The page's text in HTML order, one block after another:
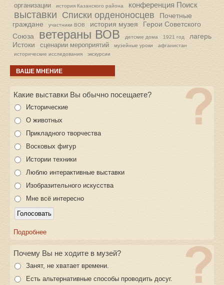
организации история Казанского района конференция Поиск
выставки Списки орденоносцев
Почетные
граждане
участники ВОВ история музея
Герои Советского
Союза
ветераны ВОВ детские дома 1921 год
лагерь
Истоки
сценарии мероприятий музейные уроки
афганистан
исторические исследования
экскурсии
ВАШЕ МНЕНИЕ
Какие выставки Вы обычно посещаете?
Исторические
О животных
Прикладного творчества
Восковых фигур
Истории техники
Люблю интерактивные выставки
Изобразительного искусства
Мне всё интересно
Подробнее
Почему Вы не ходите в музей?
Занят, не хватает времени.
Есть альтернативные способы проводить досуг.